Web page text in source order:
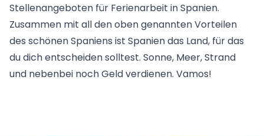
Stellenangeboten für Ferienarbeit in Spanien.
Zusammen mit all den oben genannten Vorteilen
des schönen Spaniens ist Spanien das Land, für das
du dich entscheiden solltest. Sonne, Meer, Strand
und nebenbei noch Geld verdienen. Vamos!